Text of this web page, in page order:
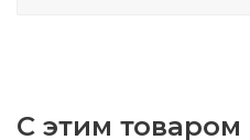
С этим